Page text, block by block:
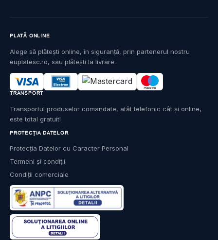
PROTECȚIA DATELOR
Protecția Datelor cu Caracter Personal
Termeni și condiții
Condiții comerciale
PLATĂ ONLINE
Alege să plătești online, în siguranță, prin partenerul nostru
euplatesc.ro, sau plătești la livrare.
TRANSPORT
Transportul produselor comandate, atât telefonic cât și online,
este total gratuit!